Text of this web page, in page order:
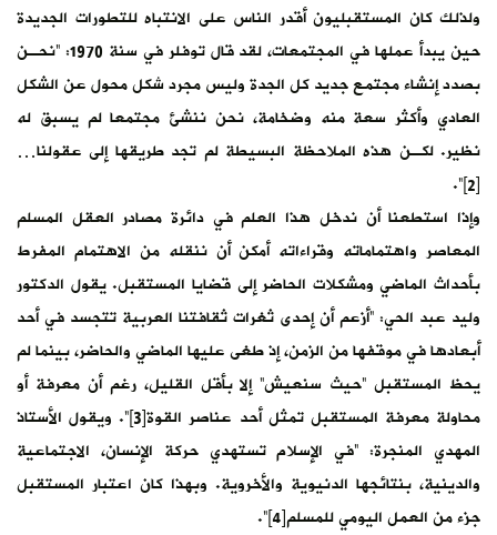
ولذلك كان المستقبليون أقدر الناس على الانتباه للتطورات الجديدة
حين يبدأ عملها في المجتمعات، لقد قال توفلر في سنة 1970: “نحـن
بصدد إنشاء مجتمع جديد كل الجدة وليس مجرد شكل محول عن الشكل
العادي وأكثر سعة منه وضخامة، نحن ننشئ مجتمعا لم يسبق له
نظير. لكـن هذه الملاحظة البسيطة لم تجد طريقها إلى عقولنا…
[2]“.
وإذا استطعنا أن ندخل هذا العلم في دائرة مصادر العقل المسلم
المعاصر واهتماماته وقراءاته أمكن أن ننقله من الاهتمام المفرط
بأحداث الماضي ومشكلات الحاضر إلى قضايا المستقبل. يقول الدكتور
وليد عبد الحي: “أزعم أن إحدى ثغرات ثقافتنا العربية تتجسد في أحد
أبعادها في موقفها من الزمن، إذ طغى عليها الماضي والحاضر، بينما لم
يحظ المستقبل “حيث سنعيش” إلا بأقل القليل، رغم أن معرفة أو
محاولة معرفة المستقبل تمثل أحد عناصر القوة[3]“. ويقول الأستاذ
المهدي المنجرة: “في الإسلام تستهدي حركة الإنسان، الاجتماعية
والدينية، بنتائجها الدنيوية والأخروية. وبهذا كان اعتبار المستقبل
جزء من العمل اليومي للمسلم[4]“.